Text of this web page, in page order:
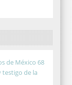
de México 68
de la